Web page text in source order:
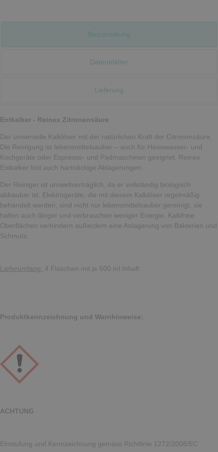
Beschreibung
Datenblätter
Lieferung
Entkalker - Reinex Zitronensäure
Der universelle Kalklöser mit der natürlichen Kraft der Citronensäure.
Die Reinigung ist lebensmittelsauber – auch für Heisswasser- und
Kochgeräte oder Espresso- und Padmaschinen geeignet. Reinex
Entkalker löst auch hartnäckige Ablagerungen.
Der Reiniger ist umweltverträglich, da er vollständig biologisch
abbaubar ist. Elektrogeräte, die mit diesem Kalklöser regelmäßig
behandelt werden, sind nicht nur lebensmittelsauber gereinigt, sie
halten auch länger und verbrauchen weniger Energie. Kalkfreie
Oberflächen verhindern außerdem eine Anlagerung von Bakterien und
Schmutz.
Lieferumfang: 4 Flaschen mit je 500 ml Inhalt
Produktkennzeichnung und Warnhinweise:
ACHTUNG
Einstufung und Kennzeichnung gemäss Richtlinie 1272/2008/EC